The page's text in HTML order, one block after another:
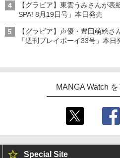
【グラビア】東雲うみさんが
SPA! 8月19日号」本日発売
【グラビア】声優・豊田萌絵さ
「週刊プレイボーイ33号」本日
MANGA Watch
Special Site